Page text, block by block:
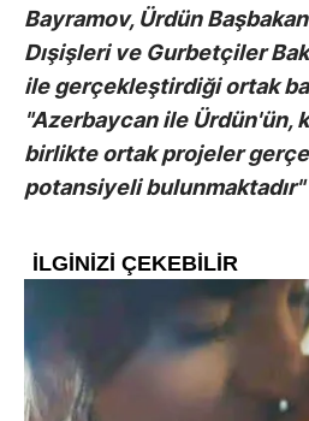
Bayramov, Ürdün Başbakan
Dışişleri ve Gurbetçiler
ile gerçekleştirdiği ortak
"Azerbaycan ile Ürdün'ün,
birlikte ortak projeler
potansiyeli